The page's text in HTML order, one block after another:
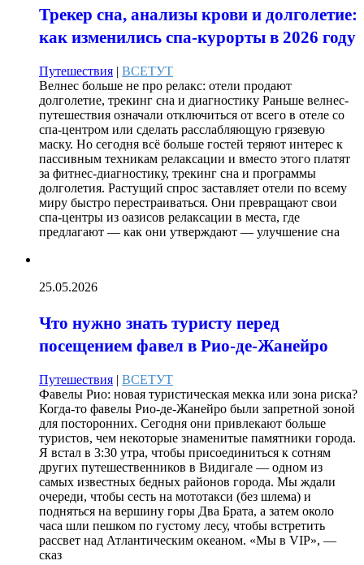
Трекер сна, анализы крови и долголетие:
как изменились спа-курорты в 2026 году
Путешествия | ВСЕТУТ
Велнес больше не про релакс: отели продают
долголетие, трекинг сна и диагностику Раньше велнес-
путешествия означали отключиться от всего в отеле со
спа-центром или сделать расслабляющую грязевую
маску. Но сегодня всё больше гостей теряют интерес к
пассивным техникам релаксации и вместо этого платят
за фитнес-диагностику, трекинг сна и программы
долголетия. Растущий спрос заставляет отели по всему
миру быстро перестраиваться. Они превращают свои
спа-центры из оазисов релаксации в места, где
предлагают — как они утверждают — улучшение сна
25.05.2026
Что нужно знать туристу перед
посещением фавел в Рио-де-Жанейро
Путешествия | ВСЕТУТ
Фавелы Рио: новая туристическая мекка или зона риска?
Когда-то фавелы Рио-де-Жанейро были запретной зоной
для посторонних. Сегодня они привлекают больше
туристов, чем некоторые знаменитые памятники города.
Я встал в 3:30 утра, чтобы присоединиться к сотням
других путешественников в Видигале — одном из
самых известных бедных районов города. Мы ждали
очереди, чтобы сесть на мототакси (без шлема) и
подняться на вершину горы Два Брата, а затем около
часа шли пешком по густому лесу, чтобы встретить
рассвет над Атлантическим океаном. «Мы в VIP», —
сказ